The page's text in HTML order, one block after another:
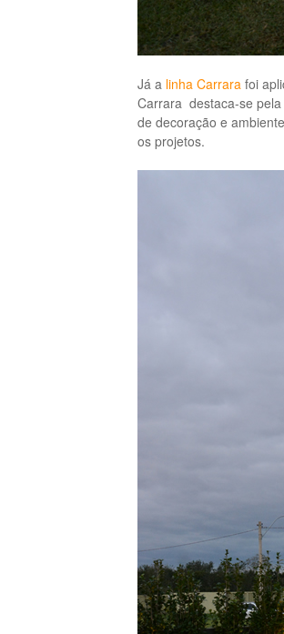
Já a linha Carrara foi
Carrara destaca-se
de decoração e
os projetos.